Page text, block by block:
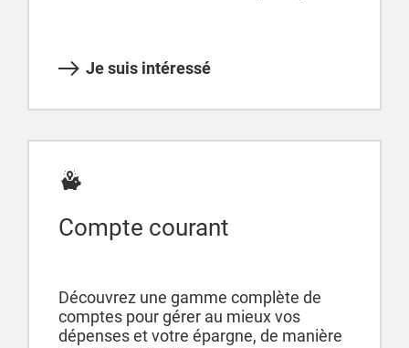
Je suis intéressé
Compte courant
Découvrez une gamme complète de
comptes pour gérer au mieux vos
dépenses et votre épargne, de manière